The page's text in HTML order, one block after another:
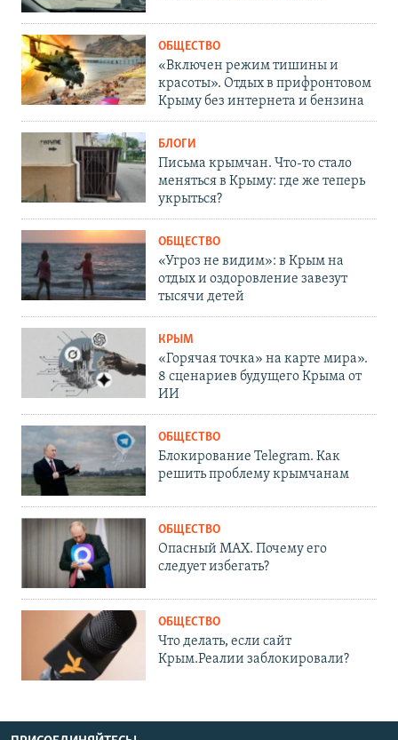
ОБЩЕСТВО
«Включен режим тишины и
красоты». Отдых в прифронтовом
Крыму без интернета и бензина
БЛОГИ
Письма крымчан. Что-то стало
меняться в Крыму: где же теперь
укрыться?
ОБЩЕСТВО
«Угроз не видим»: в Крым на
отдых и оздоровление завезут
тысячи детей
КРЫМ
«Горячая точка» на карте мира».
8 сценариев будущего Крыма от
ИИ
ОБЩЕСТВО
Блокирование Telegram. Как
решить проблему крымчанам
ОБЩЕСТВО
Опасный MAX. Почему его
следует избегать?
ОБЩЕСТВО
Что делать, если сайт
Крым.Реалии заблокировали?